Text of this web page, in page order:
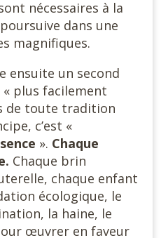
nécessaires à la
dans une
magnifiques.
ensuite un second
plus facilement
de toute tradition
c’est «
». Chaque
Chaque brin
chaque enfant
écologique, le
la haine, le
œuvrer en faveur